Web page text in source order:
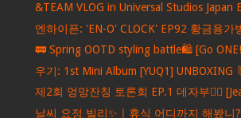
&TEAM VLOG in Universal Studios Japan
엔하이픈: 'EN-O' CLOCK' EP92 황금용가
🚃 Spring OOTD styling battle🛍️ [Go
우기: 1st Mini Album [YUQ1] UNBOXING
제2회 엉망잔칭 토론회 EP.1 데자부🤦‍♀️
날씨 요정 빌리✨ㅣ휴식 어디까지 해봤니